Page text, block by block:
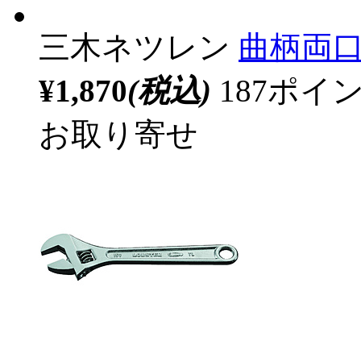
三木ネツレン 曲柄両
¥1,870(税込) 187ポイ
お取り寄せ